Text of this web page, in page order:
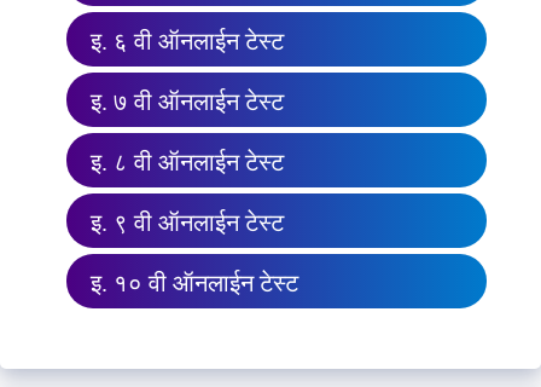
इ. ६ वी ऑनलाईन टेस्ट
इ. ७ वी ऑनलाईन टेस्ट
इ. ८ वी ऑनलाईन टेस्ट
इ. ९ वी ऑनलाईन टेस्ट
इ. १० वी ऑनलाईन टेस्ट